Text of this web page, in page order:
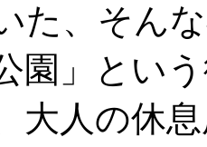
た、そん
園」とい
大人の休